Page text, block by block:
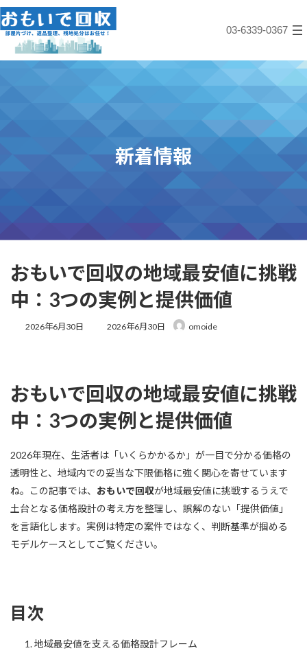
コ
ン
テ
ツ
ナ
ビ
ゲ
シ
03-6339-0367
新着情報
おもいで回収の地域最安値に挑戦
中：3つの実例と提供価値
2026年6月30日
最
時
:
2026年6月30日 omoide
おもいで回収の地域最安値に挑戦
中：3つの実例と提供価値
2026年現在、生活者は「いくらかかるか」が一目で分かる価格の
透明性と、地域内での妥当な下限価格に強く関心を寄せています
ね。この記事では、 おもいで回収が地域最安値に挑戦するうえで
土台となる価格設計の考え方を整理し、誤解のない「提供価値」
を言語化します。実例は特定の案件ではなく、判断基準が掴める
モデルケースとしてご覧ください。
目次
地域最安値を支える価格設計フレーム